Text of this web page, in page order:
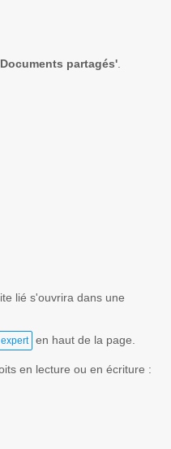
partagés'
lié s'ouvrira dans une
en haut de la page.
en lecture ou en écriture :